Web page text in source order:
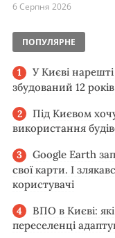
6 Серпня 2026
ПОПУЛЯРНЕ
У Києві
збудований 12
Під Києвом
використання
Google Earth
свої карти. І
користувачі
ВПО в Києві:
переселенці